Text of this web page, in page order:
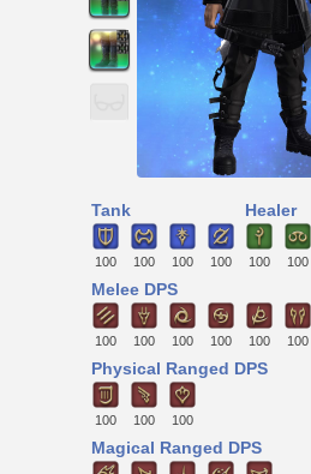
Tank
100 100 100 100
Healer
100 100
Melee DPS
100 100 100 100 100 100
Physical Ranged DPS
100 100 100
Magical Ranged DPS